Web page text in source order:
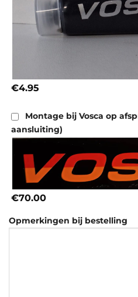
€4.95
Montage bij Vosca op
aansluiting)
€70.00
Opmerkingen bij bestelling